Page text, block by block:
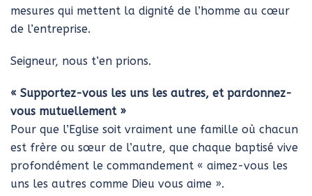
mesures qui mettent la dignité de l’homme au cœur
de l’entreprise.
Seigneur, nous t’en prions.
« Supportez-vous les uns les autres, et pardonnez-
vous mutuellement »
Pour que l’Eglise soit vraiment une famille où chacun
est frère ou sœur de l’autre, que chaque baptisé vive
profondément le commandement « aimez-vous les
uns les autres comme Dieu vous aime ».